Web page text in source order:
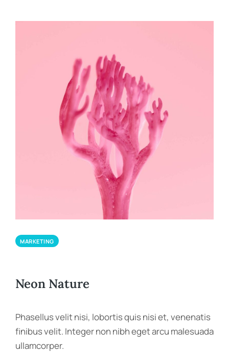
MARKETING
Neon Nature
Phasellus velit nisi, lobortis quis nisi et, venenatis
finibus velit. Integer non nibh eget arcu malesuada
ullamcorper.